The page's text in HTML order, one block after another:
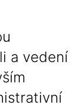
a vedení